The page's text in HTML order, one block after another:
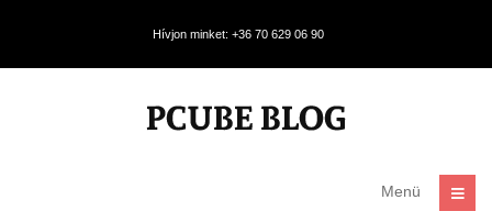
Hívjon minket: +36 70 629 06 90
Menü